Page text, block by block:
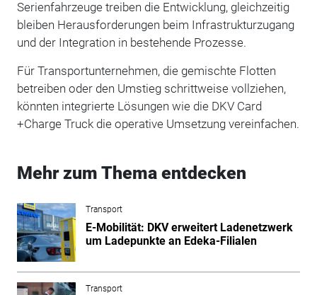
Serienfahrzeuge treiben die Entwicklung, gleichzeitig
bleiben Herausforderungen beim Infrastrukturzugang
und der Integration in bestehende Prozesse.
Für Transportunternehmen, die gemischte Flotten
betreiben oder den Umstieg schrittweise vollziehen,
könnten integrierte Lösungen wie die DKV Card
+Charge Truck die operative Umsetzung vereinfachen.
Mehr zum Thema entdecken
Transport
E-Mobilität: DKV erweitert Ladenetzwerk
um Ladepunkte an Edeka-Filialen
Transport